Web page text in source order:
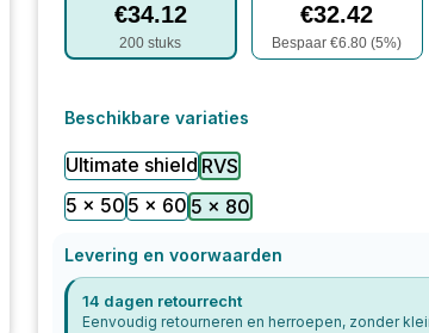
€34.12
200 stuks
€32.42
Bespaar €6.80 (5%)
Beschikbare variaties
Ultimate shield RVS
5 x 50 5 x 60 5 x 80
Levering en voorwaarden
14 dagen retourrecht
Eenvoudig retourneren en herroepen, zonder